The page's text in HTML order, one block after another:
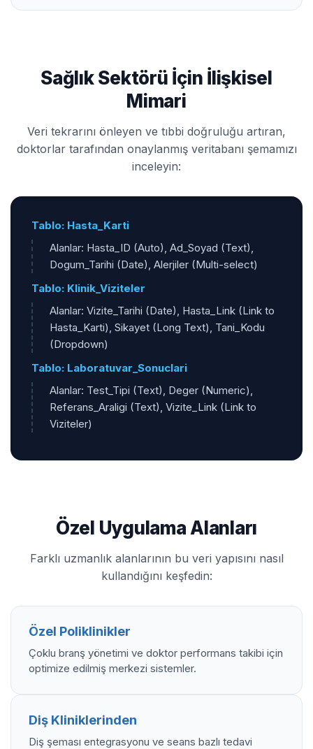
Sağlık Sektörü İçin İlişkisel
Mimari
Veri tekrarını önleyen ve tıbbi doğruluğu artıran,
doktorlar tarafından onaylanmış veritabanı şemamızı
inceleyin:
Tablo: Hasta_Karti
Alanlar: Hasta_ID (Auto), Ad_Soyad (Text),
Dogum_Tarihi (Date), Alerjiler (Multi-select)
Tablo: Klinik_Viziteler
Alanlar: Vizite_Tarihi (Date), Hasta_Link (Link to
Hasta_Karti), Sikayet (Long Text), Tani_Kodu
(Dropdown)
Tablo: Laboratuvar_Sonuclari
Alanlar: Test_Tipi (Text), Deger (Numeric),
Referans_Araligi (Text), Vizite_Link (Link to
Viziteler)
Özel Uygulama Alanları
Farklı uzmanlık alanlarının bu veri yapısını nasıl
kullandığını keşfedin:
Özel Poliklinikler
Çoklu branş yönetimi ve doktor performans takibi için
optimize edilmiş merkezi sistemler.
Diş Kliniklerinden
Diş şeması entegrasyonu ve seans bazlı tedavi